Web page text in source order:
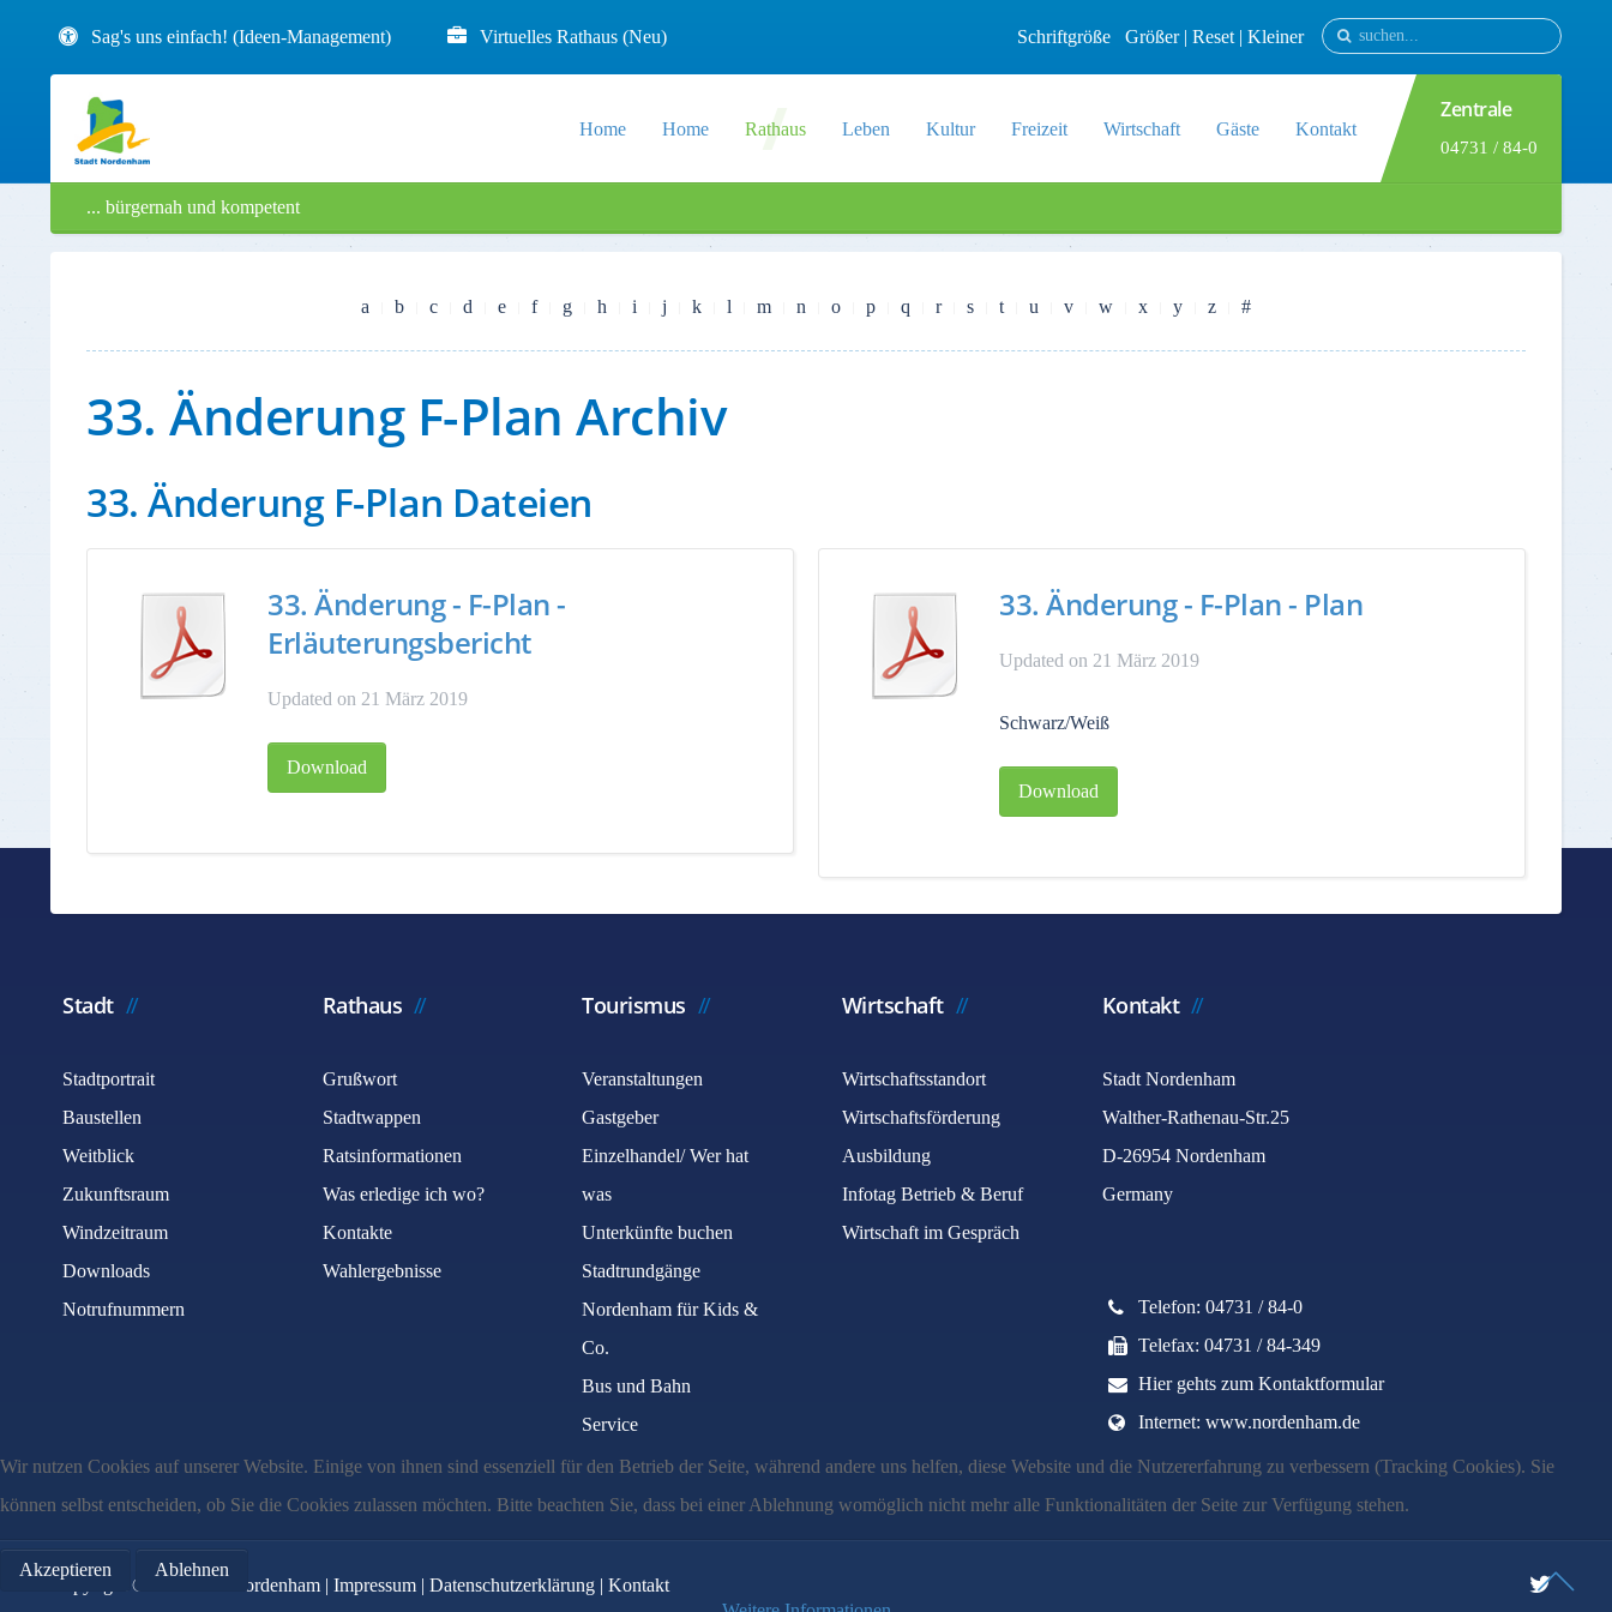
Sag's uns einfach! (Ideen-Management) Virtuelles Rathaus (Neu) Schriftgröße Größer| Reset | Kleiner
Home Home Rathaus Leben Kultur Freizeit Wirtschaft Gäste Kontakt
Zentrale
04731 / 84-0
... bürgernah und kompetent
a b c d e f g h i j k l m n o p q r s t u v w x y z #
33. Änderung F-Plan Archiv
33. Änderung F-Plan Dateien
33. Änderung - F-Plan -
Erläuterungsbericht
Updated on 21 März 2019
Download
33. Änderung - F-Plan - Plan
Updated on 21 März 2019
Schwarz/Weiß
Download
Stadt
Stadtportrait
Baustellen
Weitblick
Zukunftsraum
Windzeitraum
Downloads
Notrufnummern
Rathaus
Grußwort
Stadtwappen
Ratsinformationen
Was erledige ich wo?
Kontakte
Wahlergebnisse
Tourismus
Veranstaltungen
Gastgeber
Einzelhandel/ Wer hat
was
Unterkünfte buchen
Stadtrundgänge
Nordenham für Kids &
Co.
Bus und Bahn
Service
Wirtschaft
Wirtschaftsstandort
Wirtschaftsförderung
Ausbildung
Infotag Betrieb & Beruf
Wirtschaft im Gespräch
Kontakt
Stadt Nordenham
Walther-Rathenau-Str.25
D-26954 Nordenham
Germany
Telefon: 04731 / 84-0
Telefax: 04731 / 84-349
Hier gehts zum Kontaktformular
Internet: www.nordenham.de
Copyright © MMXXII Nordenham | Impressum | Datenschutzerklärung | Kontakt
Wir nutzen Cookies auf unserer Website. Einige von ihnen sind essenziell für den Betrieb der Seite, während andere uns helfen, diese Website und die Nutzererfahrung zu verbessern (Tracking Cookies). Sie
können selbst entscheiden, ob Sie die Cookies zulassen möchten. Bitte beachten Sie, dass bei einer Ablehnung womöglich nicht mehr alle Funktionalitäten der Seite zur Verfügung stehen.
Akzeptieren
Ablehnen